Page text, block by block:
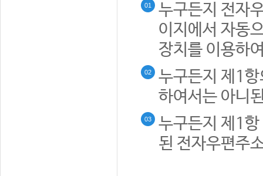
01
누구든지 전자
이지에서 자동
장치를 이용하
02
누구든지 제1
하여서는 아니
03
누구든지 제1
된 전자우편주